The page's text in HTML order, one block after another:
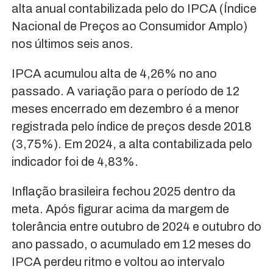
alta anual contabilizada pelo do IPCA (Índice
Nacional de Preços ao Consumidor Amplo)
nos últimos seis anos.
IPCA acumulou alta de 4,26% no ano
passado. A variação para o período de 12
meses encerrado em dezembro é a menor
registrada pelo índice de preços desde 2018
(3,75%). Em 2024, a alta contabilizada pelo
indicador foi de 4,83%.
Inflação brasileira fechou 2025 dentro da
meta. Após figurar acima da margem de
tolerância entre outubro de 2024 e outubro do
ano passado, o acumulado em 12 meses do
IPCA perdeu ritmo e voltou ao intervalo